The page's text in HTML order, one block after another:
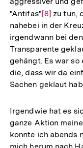
"Antifas"Zur
Auflösung
der
Fußnote
[8] zu tun,
nahebei in der
irgendwann bei
Transparente
gehängt. Es war
die, dass wir da
Sachen geklaut
Irgendwie hat es
ganze Aktion
konnte ich abends